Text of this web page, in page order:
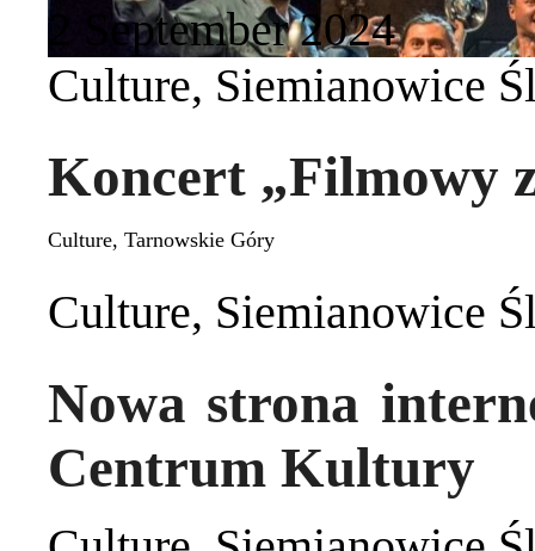
2 September 2024
Culture, Siemianowice
Koncert „Filmowy
Culture, Tarnowskie Góry
Culture, Siemianowice
Nowa strona
Centrum Kultury